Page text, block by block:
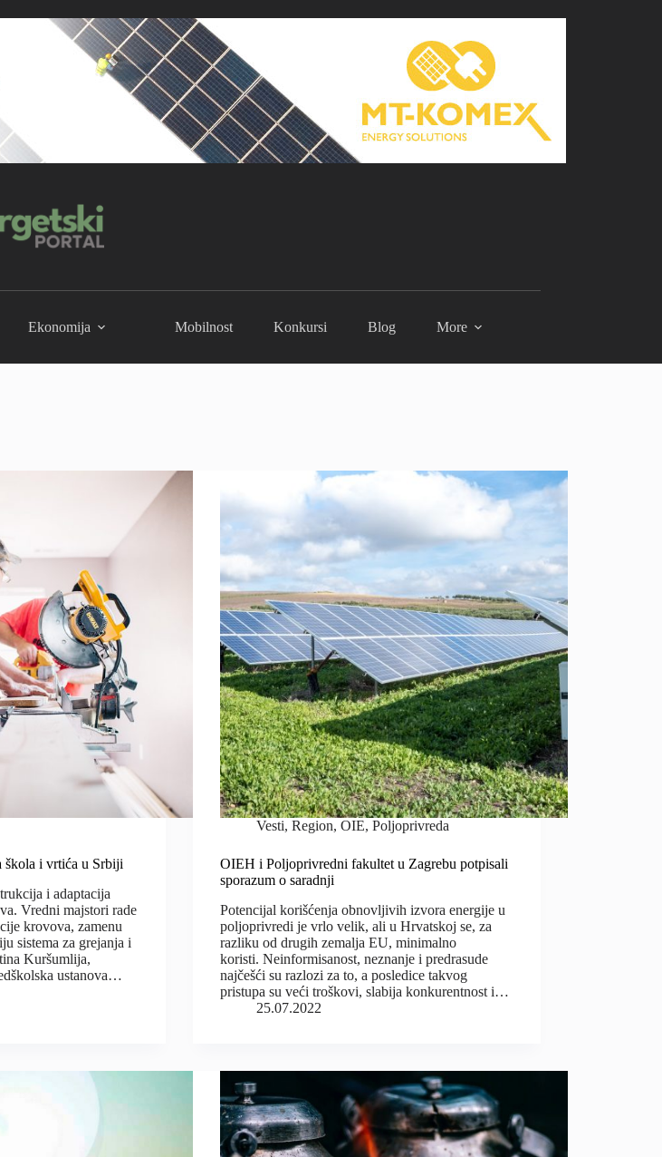
Ekonomija Mobilnost Konkursi Blog More
škola i vrtića u Srbiji
i adaptacija
Vredni majstori rade
krovova, zamenu
sistema za grejanja i
Kuršumlija,
ustanova…
Vesti,Region,OIE,Poljoprivreda
OIEH i Poljoprivredni fakultet u Zagrebu potpisali
sporazum o saradnji
Potencijal korišćenja obnovljivih izvora energije u
poljoprivredi je vrlo velik, ali u Hrvatskoj se, za
razliku od drugih zemalja EU, minimalno
koristi. Neinformisanost, neznanje i predrasude
najčešći su razlozi za to, a posledice takvog
pristupa su veći troškovi, slabija konkurentnost i…
25.07.2022